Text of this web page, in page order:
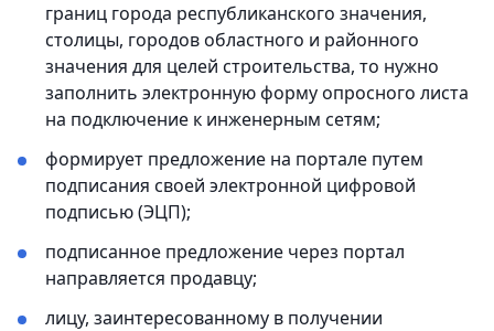
границ города республиканского значения,
столицы, городов областного и районного
значения для целей строительства, то нужно
заполнить электронную форму опросного листа
на подключение к инженерным сетям;
формирует предложение на портале путем
подписания своей электронной цифровой
подписью (ЭЦП);
подписанное предложение через портал
направляется продавцу;
лицу, заинтересованному в получении